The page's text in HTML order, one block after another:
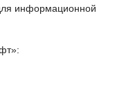
информационной